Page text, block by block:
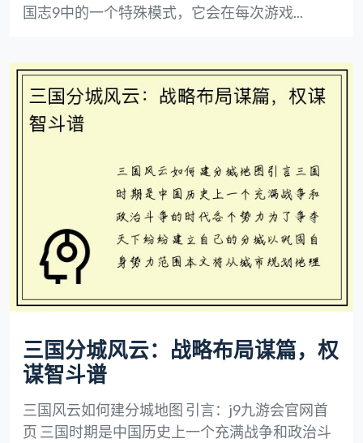
国志9中的一个特殊模式，它会在每次游戏...
三国分城风云：战略布局谋篇，权
谋智斗谱
三国风云如何建分城地图 引言：j9九游会官网首
页 三国时期是中国历史上一个充满战争和政治斗